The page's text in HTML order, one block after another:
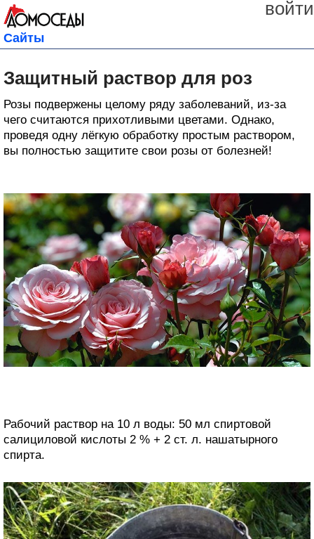
войти
Сайты
Защитный раствор для роз
Розы подвержены целому ряду заболеваний, из-за
чего считаются прихотливыми цветами. Однако,
проведя одну лёгкую обработку простым раствором,
вы полностью защитите свои розы от болезней!
Рабочий раствор на 10 л воды: 50 мл спиртовой
салициловой кислоты 2 % + 2 ст. л. нашатырного
спирта.